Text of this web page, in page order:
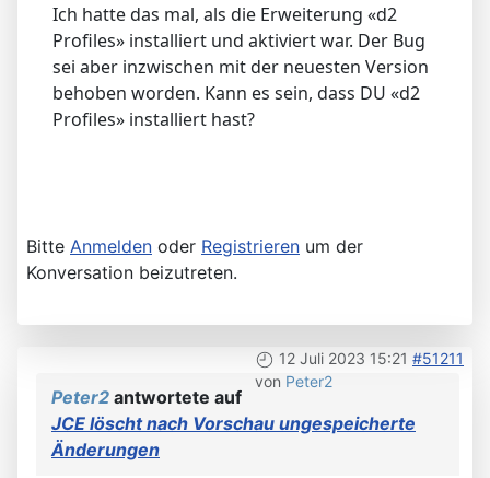
Ich hatte das mal, als die Erweiterung «d2
Profiles» installiert und aktiviert war. Der Bug
sei aber inzwischen mit der neuesten Version
behoben worden. Kann es sein, dass DU «d2
Profiles» installiert hast?
Bitte Anmelden oder Registrieren um der
Konversation beizutreten.
12 Juli 2023 15:21 #51211
von Peter2
Peter2 antwortete auf
JCE löscht nach Vorschau ungespeicherte
Änderungen